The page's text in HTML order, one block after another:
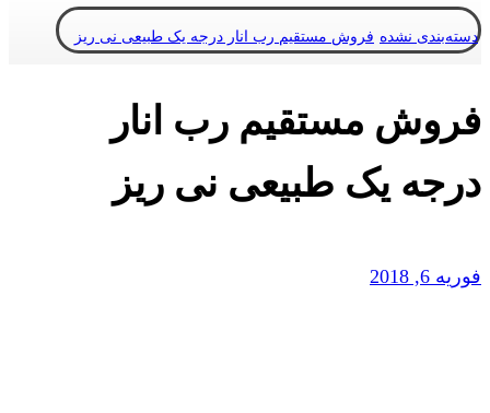
دسته‌بندی نشده فروش مستقیم رب انار درجه یک طبیعی نی ریز
فروش مستقیم رب انار
درجه یک طبیعی نی ریز
فوریه 6, 2018